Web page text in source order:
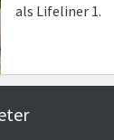
als Lifeliner 1.